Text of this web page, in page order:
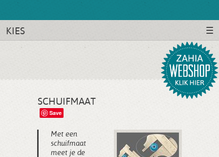
KIES
SCHUIFMAAT
Save
Met een
schuifmaat
meet je de